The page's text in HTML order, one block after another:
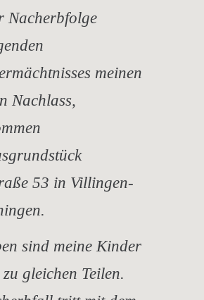
Nacherbfolge
meinen
Nachlass,
53 in Villingen-
sind meine Kinder
gleichen Teilen.